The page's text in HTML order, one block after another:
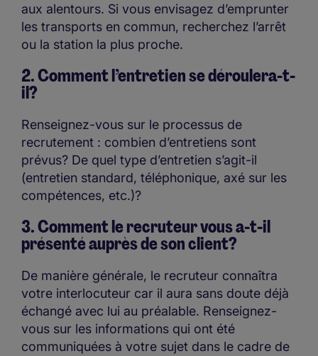
aux alentours. Si vous envisagez d’emprunter
les transports en commun, recherchez l’arrêt
ou la station la plus proche.
2. Comment l’entretien se déroulera-t-
il?
Renseignez-vous sur le processus de
recrutement : combien d’entretiens sont
prévus? De quel type d’entretien s’agit-il
(entretien standard, téléphonique, axé sur les
compétences, etc.)?
3. Comment le recruteur vous a-t-il
présenté auprès de son client?
De manière générale, le recruteur connaîtra
votre interlocuteur car il aura sans doute déjà
échangé avec lui au préalable. Renseignez-
vous sur les informations qui ont été
communiquées à votre sujet dans le cadre de